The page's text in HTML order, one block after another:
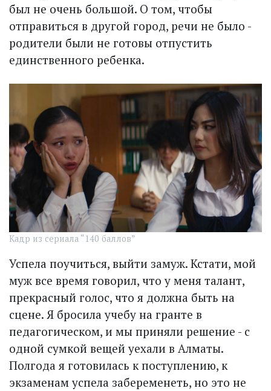
был не очень большой. О том, чтобы
отправиться в другой город, речи не было -
родители были не готовы отпустить
единственного ребенка.
Кадр из сериала “140 баллов”
Успела поучиться, выйти замуж. Кстати, мой
муж все время говорил, что у меня талант,
прекрасный голос, что я должна быть на
сцене. Я бросила учебу на гранте в
педагогическом, и мы приняли решение - с
одной сумкой вещей уехали в Алматы.
Полгода я готовилась к поступ­лению, к
экзаменам успела забеременеть, но это не